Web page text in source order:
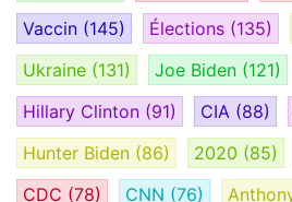
Vaccin (145) Élections (135)
Ukraine (131) Joe Biden (121)
Hillary Clinton (91) CIA (88)
Hunter Biden (86) 2020 (85)
CDC (78) CNN (76)